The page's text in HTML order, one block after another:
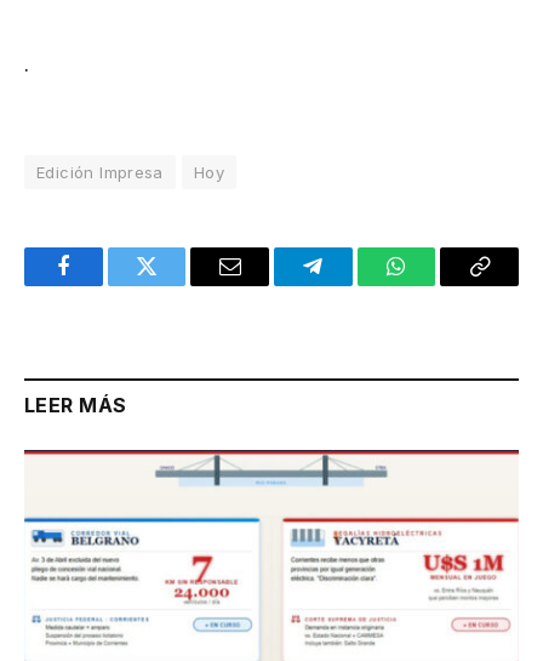
.
Edición Impresa Hoy
FacebookTwitter Email TelegramWhatsAppCopy
LEER MÁS